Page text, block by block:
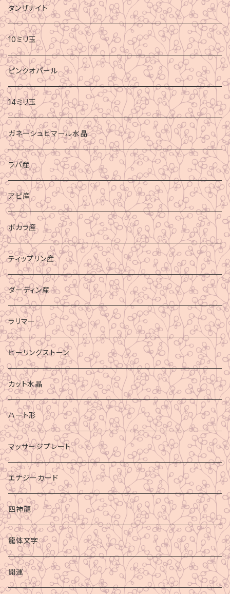
タンザナイト
10ミリ玉
ピンクオパール
14ミリ玉
ガネーシュヒマール水晶
ラパ産
アピ産
ポカラ産
ティップリン産
ダーディン産
ラリマー
ヒーリングストーン
カット水晶
ハート形
マッサージプレート
エナジーカード
四神龍
龍体文字
開運